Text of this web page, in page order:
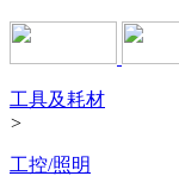
工具及耗材
>
工控/照明